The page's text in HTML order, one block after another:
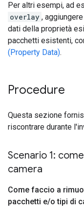
Per altri esempi, ad
overlay ,
dati della proprietà
pacchetti esistenti,
(Property Data).
Procedure
Questa sezione
riscontrare durante
Scenario 1:
camera
Come faccio a
pacchetti e/o tipi di